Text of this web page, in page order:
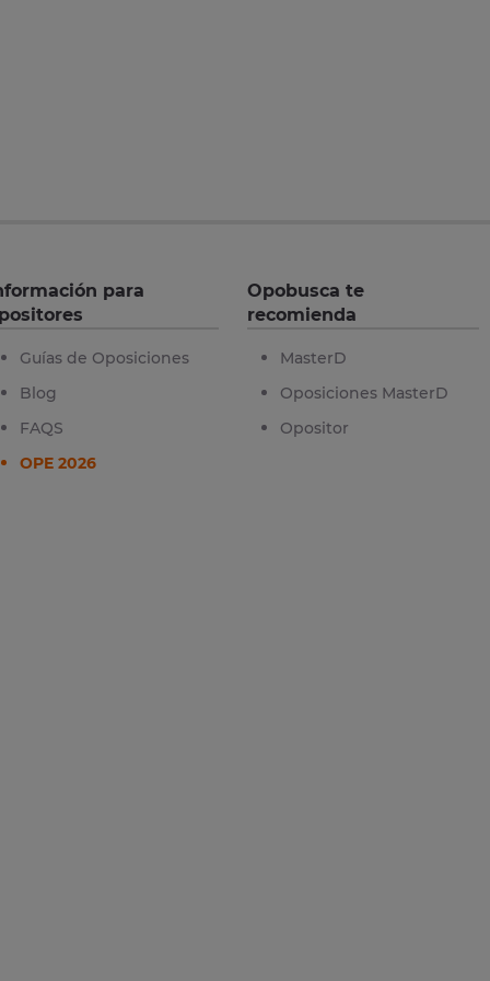
para
Guías de Oposiciones
Blog
FAQS
OPE 2026
Opobusca te
recomienda
MasterD
Oposiciones MasterD
Opositor